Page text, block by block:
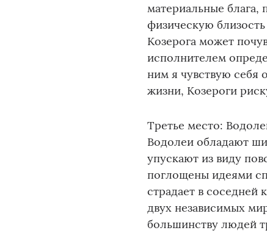
материальные
физическую
Козерога может
исполнителем
ним я чувствую себя
жизни, Козероги
Третье место:
Водолеи обладают
упускают из виду
поглощены идеями
страдает в соседней
двух независимых
большинству людей